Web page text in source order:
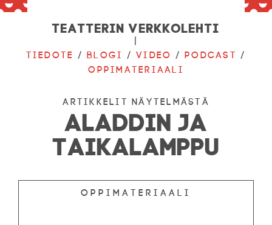
Teatterin verkkolehti
|
Tiedote /Blogi /Video /Podcast /
Oppimateriaali
ARTIKKELIT NÄYTELMÄSTÄ
ALADDIN JA
TAIKALAMPPU
Oppimateriaali